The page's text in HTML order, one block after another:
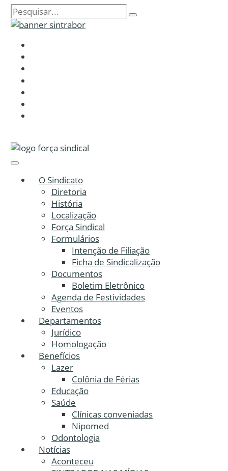
O Sindicato
Diretoria
História
Localização
Força Sindical
Formulários
Intenção de Filiação
Ficha de Sindicalização
Documentos
Boletim Eletrônico
Agenda de Festividades
Eventos
Departamentos
Jurídico
Homologação
Benefícios
Lazer
Colônia de Férias
Educação
Saúde
Clínicas conveniadas
Nipomed
Odontologia
Notícias
Aconteceu